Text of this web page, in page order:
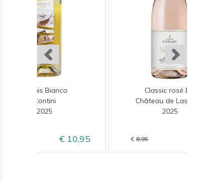
Karmis Bianco
Contini
2025
10,95
Classic rosé Bio
Château de Lastours
2025
8,95